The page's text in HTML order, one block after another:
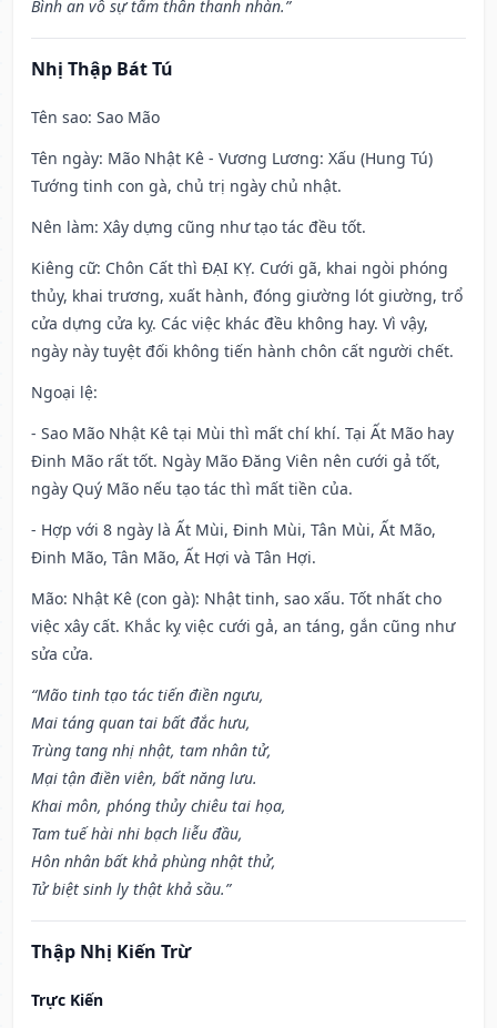
Bình an vô sự tấm thân thanh nhàn.”
Nhị Thập Bát Tú
Tên sao: Sao Mão
Tên ngày: Mão Nhật Kê - Vương Lương: Xấu (Hung Tú)
Tướng tinh con gà, chủ trị ngày chủ nhật.
Nên làm: Xây dựng cũng như tạo tác đều tốt.
Kiêng cữ: Chôn Cất thì ĐẠI KỴ. Cưới gã, khai ngòi phóng
thủy, khai trương, xuất hành, đóng giường lót giường, trổ
cửa dựng cửa kỵ. Các việc khác đều không hay. Vì vậy,
ngày này tuyệt đối không tiến hành chôn cất người chết.
Ngoại lệ:
- Sao Mão Nhật Kê tại Mùi thì mất chí khí. Tại Ất Mão hay
Đinh Mão rất tốt. Ngày Mão Đăng Viên nên cưới gả tốt,
ngày Quý Mão nếu tạo tác thì mất tiền của.
- Hợp với 8 ngày là Ất Mùi, Đinh Mùi, Tân Mùi, Ất Mão,
Đinh Mão, Tân Mão, Ất Hợi và Tân Hợi.
Mão: Nhật Kê (con gà): Nhật tinh, sao xấu. Tốt nhất cho
việc xây cất. Khắc kỵ việc cưới gả, an táng, gắn cũng như
sửa cửa.
“Mão tinh tạo tác tiến điền ngưu,
Mai táng quan tai bất đắc hưu,
Trùng tang nhị nhật, tam nhân tử,
Mại tận điền viên, bất năng lưu.
Khai môn, phóng thủy chiêu tai họa,
Tam tuế hài nhi bạch liễu đầu,
Hôn nhân bất khả phùng nhật thử,
Tử biệt sinh ly thật khả sầu.”
Thập Nhị Kiến Trừ
Trực Kiến